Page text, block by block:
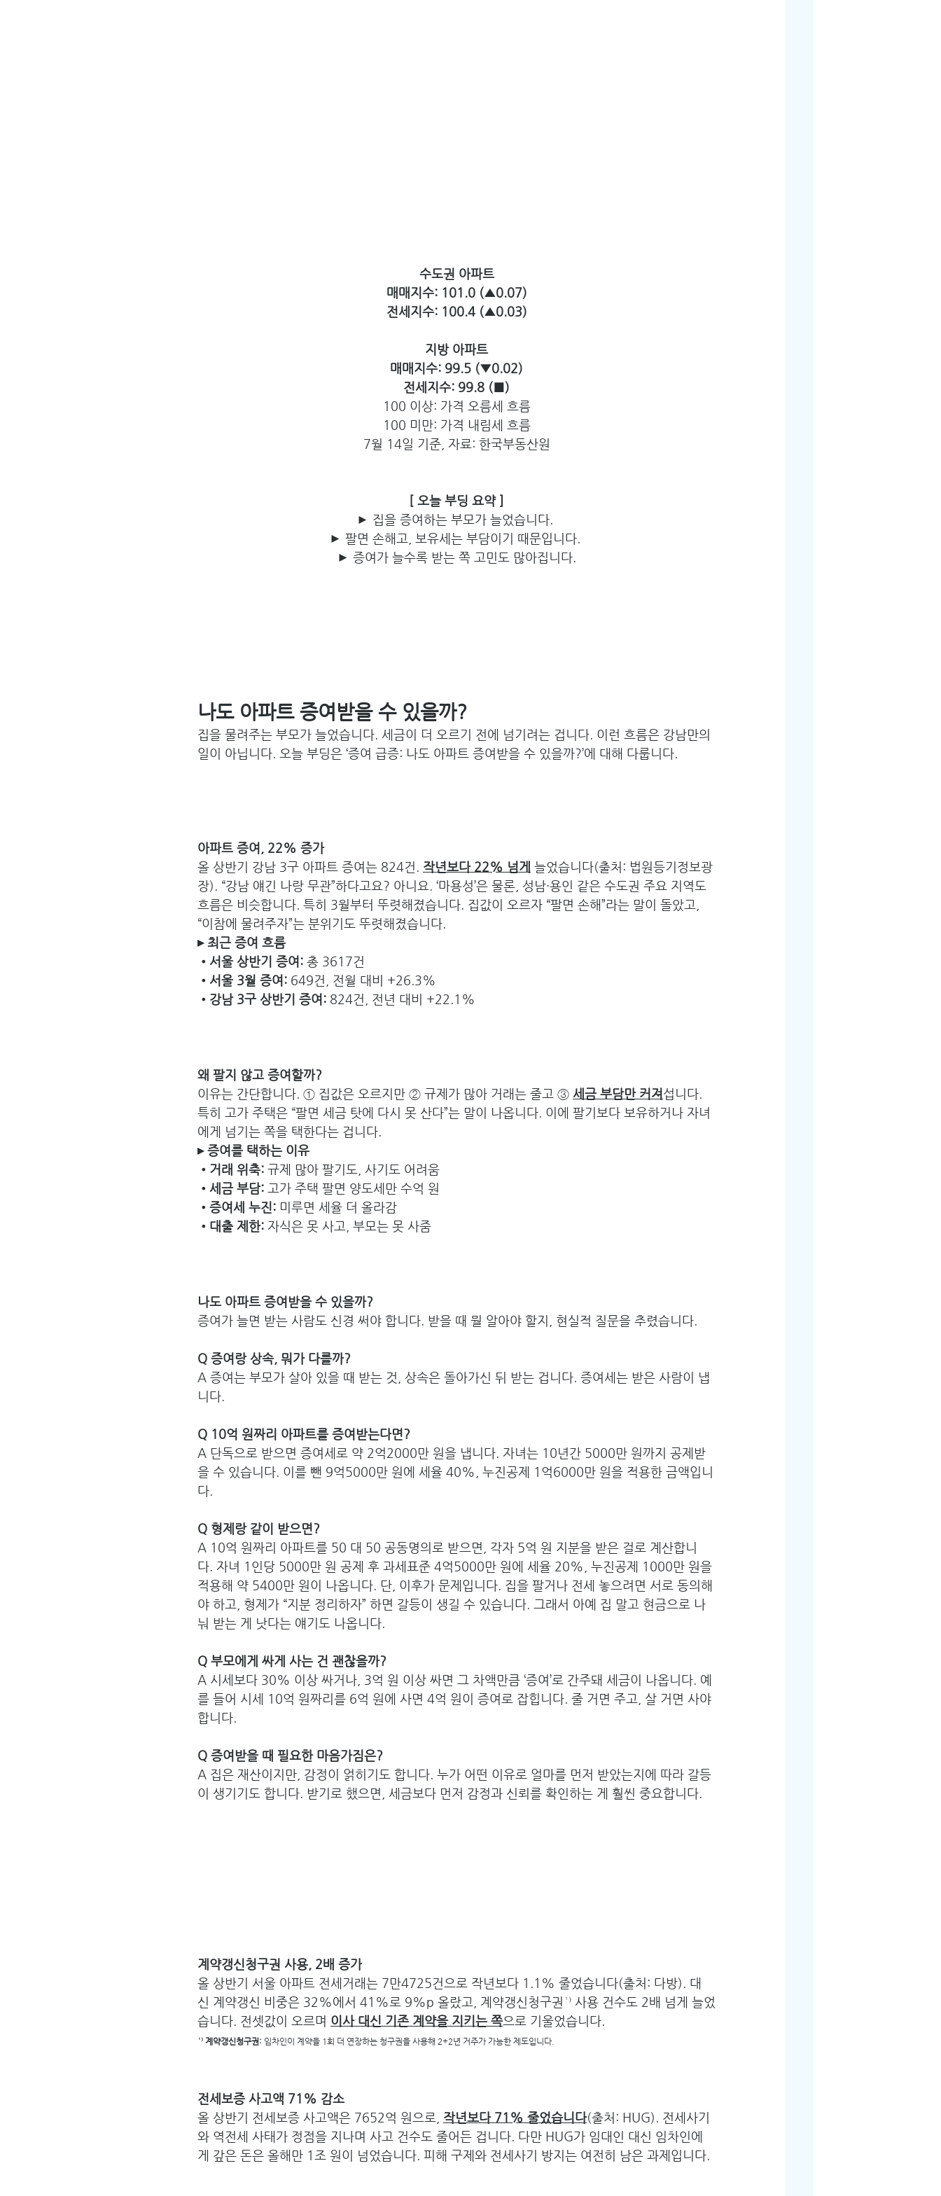
수도권 아파트
매매지수: 101.0 (▲0.07)
전세지수: 100.4 (▲0.03)
지방 아파트
매매지수: 99.5 (▼0.02)
전세지수: 99.8 (■)
100 이상: 가격 오름세 흐름
100 미만: 가격 내림세 흐름
7월 14일 기준, 자료: 한국부동산원
[ 오늘 부딩 요약 ]
► 집을 증여하는 부모가 늘었습니다.
► 팔면 손해고, 보유세는 부담이기 때문입니다.
► 증여가 늘수록 받는 쪽 고민도 많아집니다.
나도 아파트 증여받을 수 있을까?
집을 물려주는 부모가 늘었습니다. 세금이 더 오르기 전에 넘기려는 겁니다. 이런 흐름은 강남만의
일이 아닙니다. 오늘 부딩은 ‘증여 급증: 나도 아파트 증여받을 수 있을까?’에 대해 다룹니다.
아파트 증여, 22% 증가
올 상반기 강남 3구 아파트 증여는 824건. 작년보다 22% 넘게 늘었습니다(출처: 법원등기정보광
장). “강남 얘긴 나랑 무관”하다고요? 아니요. ‘마용성’은 물론, 성남·용인 같은 수도권 주요 지역도
흐름은 비슷합니다. 특히 3월부터 뚜렷해졌습니다. 집값이 오르자 “팔면 손해”라는 말이 돌았고,
“이참에 물려주자”는 분위기도 뚜렷해졌습니다.
▸ 최근 증여 흐름
•서울 상반기 증여: 총 3617건
•서울 3월 증여: 649건, 전월 대비 +26.3%
•강남 3구 상반기 증여: 824건, 전년 대비 +22.1%
왜 팔지 않고 증여할까?
이유는 간단합니다. ① 집값은 오르지만 ② 규제가 많아 거래는 줄고 ③ 세금 부담만 커져섭니다.
특히 고가 주택은 “팔면 세금 탓에 다시 못 산다”는 말이 나옵니다. 이에 팔기보다 보유하거나 자녀
에게 넘기는 쪽을 택한다는 겁니다.
▸ 증여를 택하는 이유
•거래 위축: 규제 많아 팔기도, 사기도 어려움
•세금 부담: 고가 주택 팔면 양도세만 수억 원
•증여세 누진: 미루면 세율 더 올라감
•대출 제한: 자식은 못 사고, 부모는 못 사줌
나도 아파트 증여받을 수 있을까?
증여가 늘면 받는 사람도 신경 써야 합니다. 받을 때 뭘 알아야 할지, 현실적 질문을 추렸습니다.
Q 증여랑 상속, 뭐가 다를까?
A 증여는 부모가 살아 있을 때 받는 것, 상속은 돌아가신 뒤 받는 겁니다. 증여세는 받은 사람이 냅
니다.
Q 10억 원짜리 아파트를 증여받는다면?
A 단독으로 받으면 증여세로 약 2억2000만 원을 냅니다. 자녀는 10년간 5000만 원까지 공제받
을 수 있습니다. 이를 뺀 9억5000만 원에 세율 40%, 누진공제 1억6000만 원을 적용한 금액입니
다.
Q 형제랑 같이 받으면?
A 10억 원짜리 아파트를 50 대 50 공동명의로 받으면, 각자 5억 원 지분을 받은 걸로 계산합니
다. 자녀 1인당 5000만 원 공제 후 과세표준 4억5000만 원에 세율 20%, 누진공제 1000만 원을
적용해 약 5400만 원이 나옵니다. 단, 이후가 문제입니다. 집을 팔거나 전세 놓으려면 서로 동의해
야 하고, 형제가 “지분 정리하자” 하면 갈등이 생길 수 있습니다. 그래서 아예 집 말고 현금으로 나
눠 받는 게 낫다는 얘기도 나옵니다.
Q 부모에게 싸게 사는 건 괜찮을까?
A 시세보다 30% 이상 싸거나, 3억 원 이상 싸면 그 차액만큼 ‘증여’로 간주돼 세금이 나옵니다. 예
를 들어 시세 10억 원짜리를 6억 원에 사면 4억 원이 증여로 잡힙니다. 줄 거면 주고, 살 거면 사야
합니다.
Q 증여받을 때 필요한 마음가짐은?
A 집은 재산이지만, 감정이 얽히기도 합니다. 누가 어떤 이유로 얼마를 먼저 받았는지에 따라 갈등
이 생기기도 합니다. 받기로 했으면, 세금보다 먼저 감정과 신뢰를 확인하는 게 훨씬 중요합니다.
계약갱신청구권 사용, 2배 증가
올 상반기 서울 아파트 전세거래는 7만4725건으로 작년보다 1.1% 줄었습니다(출처: 다방). 대
신 계약갱신 비중은 32%에서 41%로 9%p 올랐고, 계약갱신청구권¹⁾ 사용 건수도 2배 넘게 늘었
습니다. 전셋값이 오르며 이사 대신 기존 계약을 지키는 쪽으로 기울었습니다.
¹⁾ 계약갱신청구권: 임차인이 계약을 1회 더 연장하는 청구권을 사용해 2+2년 거주가 가능한 제도입니다.
전세보증 사고액 71% 감소
올 상반기 전세보증 사고액은 7652억 원으로, 작년보다 71% 줄었습니다(출처: HUG). 전세사기
와 역전세 사태가 정점을 지나며 사고 건수도 줄어든 겁니다. 다만 HUG가 임대인 대신 임차인에
게 갚은 돈은 올해만 1조 원이 넘었습니다. 피해 구제와 전세사기 방지는 여전히 남은 과제입니다.